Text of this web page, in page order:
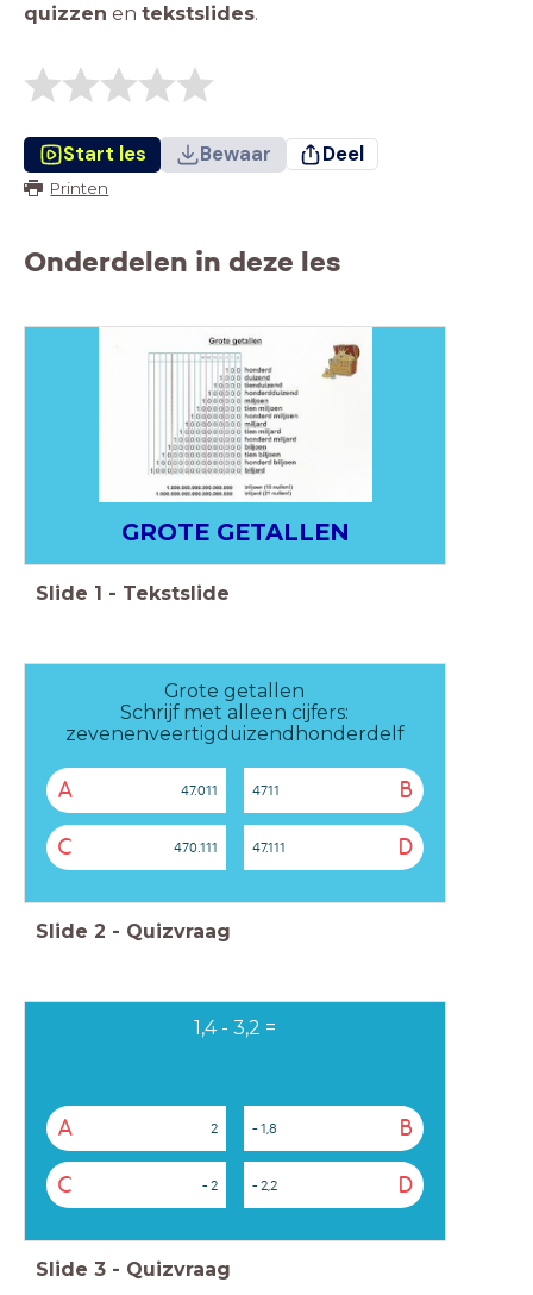
quizzen en tekstslides.
Start les Bewaar Deel
Printen
Onderdelen in deze les
GROTE GETALLEN
Slide 1 - Tekstslide
Grote getallen
Schrijf met alleen cijfers:
zevenenveertigduizendhonderdelf
A 47.011 B
4711
C 470.111 D
47.111
Slide 2 - Quizvraag
1,4 - 3,2 =
A 2 B
- 1,8
C - 2 D
- 2,2
Slide 3 - Quizvraag